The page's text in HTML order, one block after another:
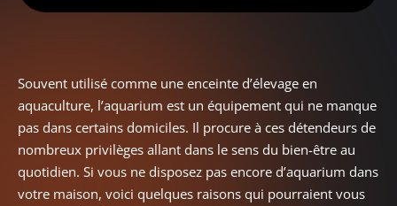
Souvent utilisé comme une enceinte d’élevage en
aquaculture, l’aquarium est un équipement qui ne manque
pas dans certains domiciles. Il procure à ces détendeurs de
nombreux privilèges allant dans le sens du bien-être au
quotidien. Si vous ne disposez pas encore d’aquarium dans
votre maison, voici quelques raisons qui pourraient vous